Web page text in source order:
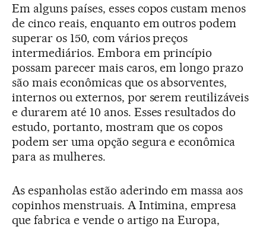
Em alguns países, esses copos custam menos
de cinco reais, enquanto em outros podem
superar os 150, com vários preços
intermediários. Embora em princípio
possam parecer mais caros, em longo prazo
são mais econômicas que os absorventes,
internos ou externos, por serem reutilizáveis
e durarem até 10 anos. Esses resultados do
estudo, portanto, mostram que os copos
podem ser uma opção segura e econômica
para as mulheres.
As espanholas estão aderindo em massa aos
copinhos menstruais. A Intimina, empresa
que fabrica e vende o artigo na Europa,